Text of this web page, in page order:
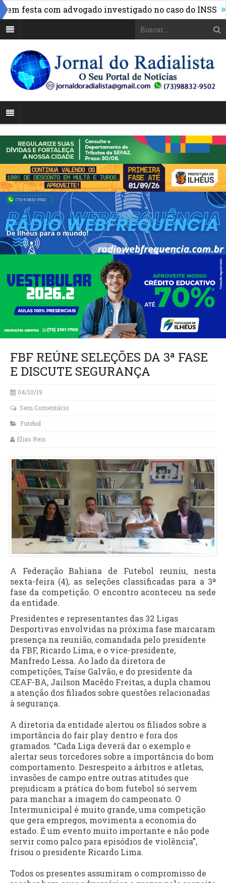
com advogado investigado no caso do INSS »
veja quando há impedimento
FBF REÚNE SELEÇÕES DA 3ª FASE
E DISCUTE SEGURANÇA
04/10/19
Sem Comentário
Futebol
Elias Reis
A Federação Bahiana de Futebol reuniu, nesta
sexta-feira (4), as seleções classificadas para a 3ª
fase da competição. O encontro aconteceu na sede
da entidade.
Presidentes e representantes das 32 Ligas
Desportivas envolvidas na próxima fase marcaram
presença na reunião, comandada pelo presidente
da FBF, Ricardo Lima, e o vice-presidente,
Manfredo Lessa. Ao lado da diretora de
competições, Taíse Galvão, e do presidente da
CEAF-BA, Jailson Macêdo Freitas, a dupla chamou
a atenção dos filiados sobre questões relacionadas
à segurança.
A diretoria da entidade alertou os filiados sobre a
importância do fair play dentro e fora dos
gramados. “Cada Liga deverá dar o exemplo e
alertar seus torcedores sobre a importância do bom
comportamento. Desrespeito a árbitros e atletas,
invasões de campo entre outras atitudes que
prejudicam a prática do bom futebol só servem
para manchar a imagem do campeonato. O
Intermunicipal é muito grande, uma competição
que gera empregos, movimenta a economia do
estado. É um evento muito importante e não pode
servir como palco para episódios de violência”,
frisou o presidente Ricardo Lima.
Todos os presentes assumiram o compromisso de